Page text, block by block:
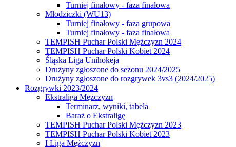
Turniej finałowy - faza finałowa
Młodziczki (WU13)
Turniej finałowy - faza grupowa
Turniej finałowy - faza finałowa
TEMPISH Puchar Polski Mężczyzn 2024
TEMPISH Puchar Polski Kobiet 2024
Śląska Liga Unihokeja
Drużyny zgłoszone do sezonu 2024/2025
Drużyny zgłoszone do rozgrywek 3vs3 (2024/2025)
Rozgrywki 2023/2024
Ekstraliga Mężczyzn
Terminarz, wyniki, tabela
Baraż o Ekstraligę
TEMPISH Puchar Polski Mężczyzn 2023
TEMPISH Puchar Polski Kobiet 2023
I Liga Mężczyzn